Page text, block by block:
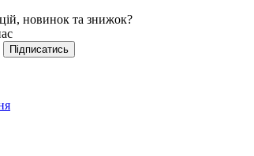
новинок та знижок?
Підписатись